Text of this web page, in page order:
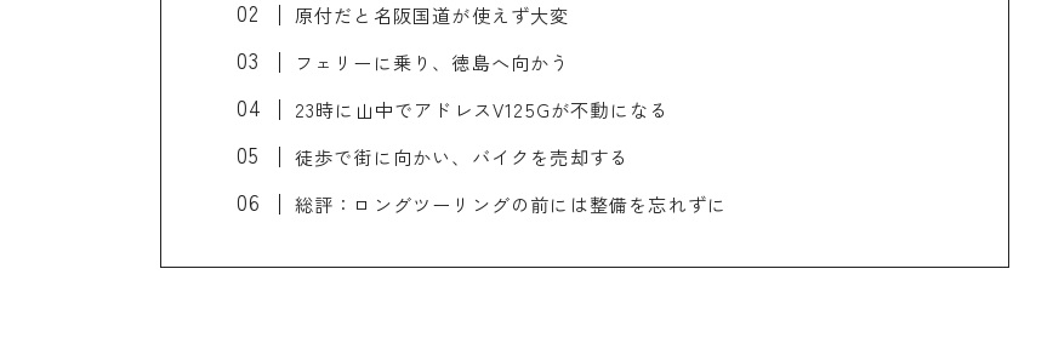
原付だと名阪国道が使えず大変
フェリーに乗り、徳島へ向かう
23時に山中でアドレスV125Gが不動になる
徒歩で街に向かい、バイクを売却する
総評：ロングツーリングの前には整備を忘れずに